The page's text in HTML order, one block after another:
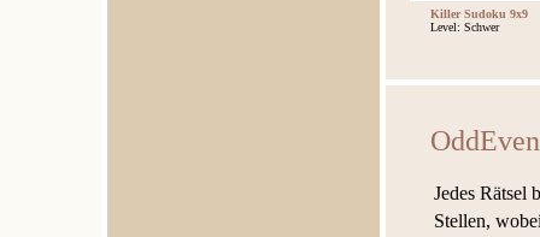
Killer Sudoku 9x9
Level: Schwer
Jedes Rätsel
Stellen,